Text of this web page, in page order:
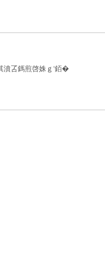
濆叾鎷煎啓姝ｇ‘銆�